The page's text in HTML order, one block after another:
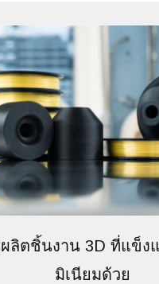
ลิตชิ้นงาน 3D ที่แข็ง
มิเนียมด้วย